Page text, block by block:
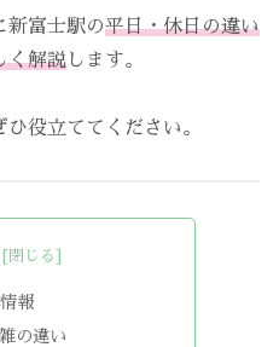
新富士駅の平日・休日の違い
く解説します。
役立ててください。
報
の違い